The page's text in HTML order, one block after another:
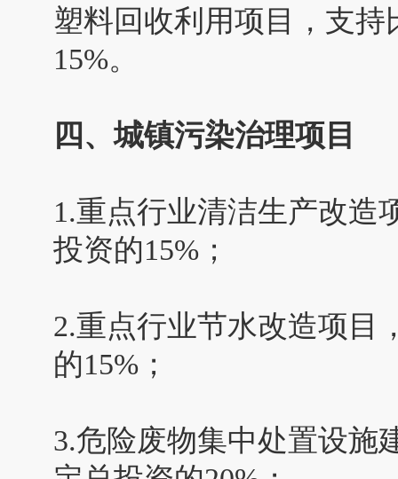
塑料回收利用项目，支
15%。
四、城镇污染治理项目
1.重点行业清洁生产改造
投资的15%；
2.重点行业节水改造项目
的15%；
3.危险废物集中处置设施